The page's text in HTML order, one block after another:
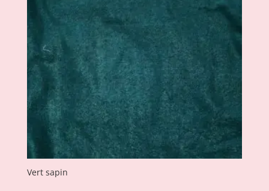
Vert sapin